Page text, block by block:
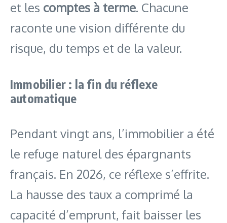
et les comptes à terme. Chacune
raconte une vision différente du
risque, du temps et de la valeur.
Immobilier : la fin du réflexe
automatique
Pendant vingt ans, l’immobilier a été
le refuge naturel des épargnants
français. En 2026, ce réflexe s’effrite.
La hausse des taux a comprimé la
capacité d’emprunt, fait baisser les